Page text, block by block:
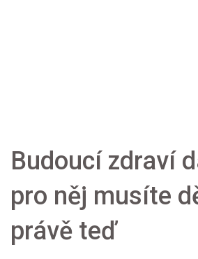
Budoucí zdraví
pro něj musíte
právě teď